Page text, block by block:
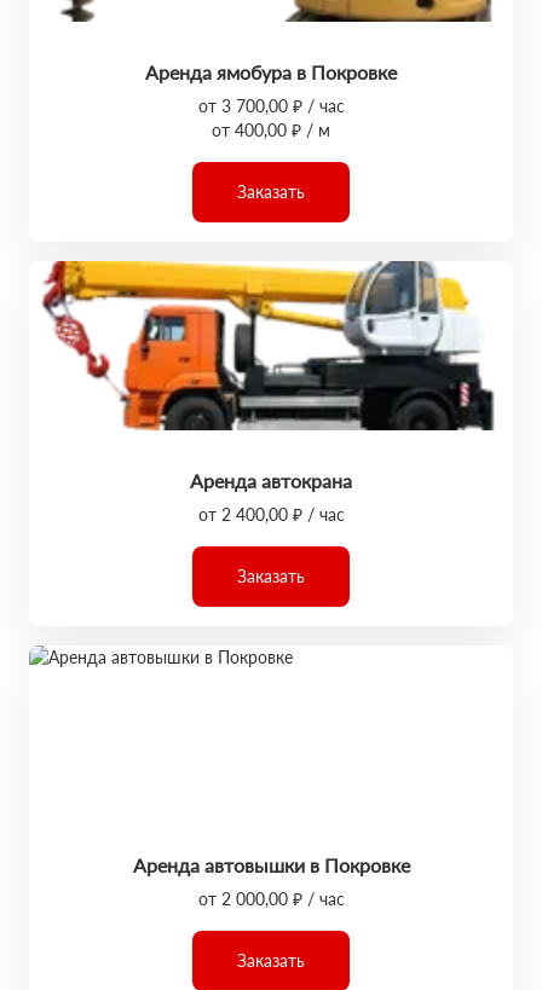
Аренда ямобура в Покровке
от 3 700,00 ₽ / час
от 400,00 ₽ / м
Заказать
Аренда автокрана
от 2 400,00 ₽ / час
Заказать
Аренда автовышки в Покровке
от 2 000,00 ₽ / час
Заказать